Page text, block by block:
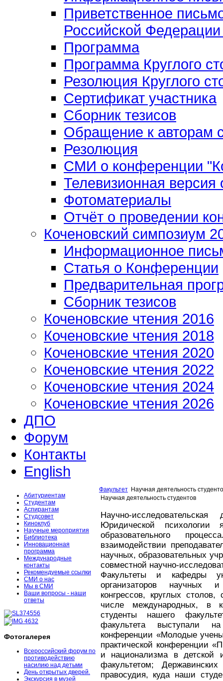
Приветственное
Российской
Программа
Программа Круглого
Резолюция Круглого
Сертификат участника
Сборник тезисов
Обращение к авторам
Резолюция
СМИ о конференции
Телевизионная
Фотоматериалы
Отчёт о проведении
Коченовский симпозиум
Информационное
Статья о Конференции
Предварительная
Сборник тезисов
Коченовские чтения 2016
Коченовские чтения 2018
Коченовские чтения 2020
Коченовские чтения 2022
Коченовские чтения 2024
Коченовские чтения 2026
ДПО
Форум
Контакты
English
Абитуриентам
Студентам
Аспирантам
Студсовет
Киноклуб
Научные мероприятия
Библиотека
Инновационная
программа
Международные
контакты
Рекомендуемые ссылки
СМИ о нас
Мы в СМИ
Ваши вопросы - наши
ответы
Фотогалерея
Всероссийский форум по
противодействию
насилию над детьми
День открытых дверей.
Экскурсия в музей
Факультет Научная деятельность
Научная деятельность студентов
Научно-
Юридической психологии
образовательного
взаимодействии
научных, образовательных
совместной научно-
Факультеты и кафедры
организаторов научных и
конгрессов, круглых
числе международных, в
студенты нашего
факультета выступали на
конференции «Молодые
практической конференции
и национализма в детской
факультетом;
правосудия, куда наши